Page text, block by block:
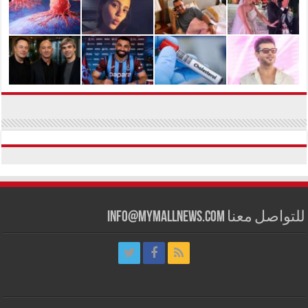
للتواصل معنا info@mymallnews.com